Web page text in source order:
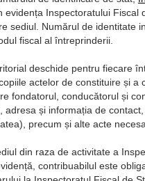
Inspectoratului Fiscal
sediul. Numărul de identitate
fiscal al întreprinderii.
deschide pentru fiecare
actelor de constituire și a
fondatorul, conducătorul și
adresa și informația de
precum și alte acte
din raza de activitate a
contribuabilul este